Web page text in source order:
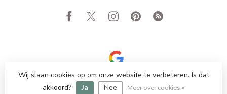
© Copyright 2026 Totale Showroom Leegverkoop! Tot 80%
Korting
Wij slaan cookies op om onze website te verbeteren. Is dat
akkoord?
Ja Nee Meer over cookies »